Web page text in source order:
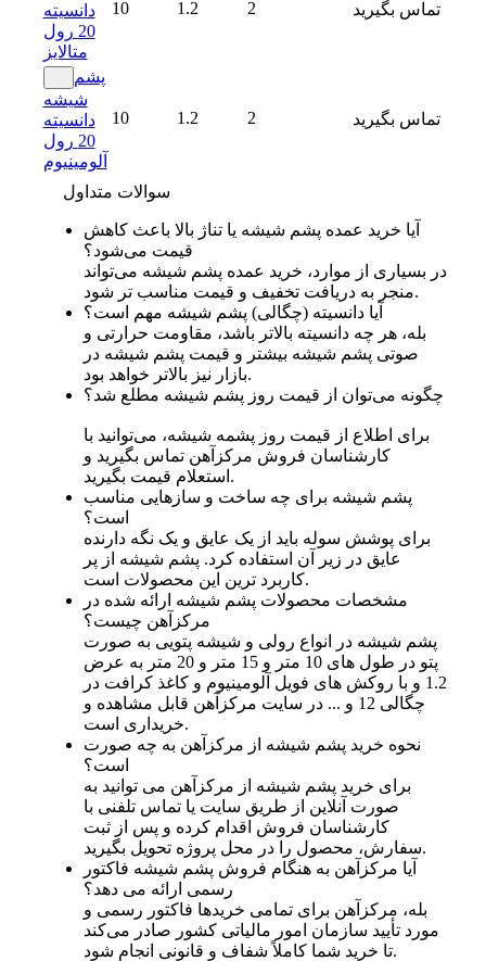
دانسیته
20 رول
متالایز
10 1.2 2 تماس بگیرید
پشم
شیشه
دانسیته
20 رول
آلومینیوم
10 1.2 2 تماس بگیرید
سوالات متداول
آیا خرید عمده پشم شیشه یا تناژ بالا باعث کاهش
قیمت می‌شود؟
در بسیاری از موارد، خرید عمده پشم شیشه می‌تواند
منجر به دریافت تخفیف و قیمت مناسب تر شود.
آیا دانسیته (چگالی) پشم شیشه مهم است؟
بله، هر چه دانسیته بالاتر باشد، مقاومت حرارتی و
صوتی پشم شیشه بیشتر و قیمت پشم شیشه در
بازار نیز بالاتر خواهد بود.
چگونه می‌توان از قیمت روز پشم شیشه مطلع شد؟
برای اطلاع از قیمت روز پشمه شیشه، می‌توانید با
کارشناسان فروش مرکزآهن تماس بگیرید و
استعلام قیمت بگیرید.
پشم شیشه برای چه ساخت و سازهایی مناسب
است؟
برای پوشش سوله باید از یک عایق و یک نگه دارنده
عایق در زیر آن استفاده کرد. پشم شیشه از پر
کاربرد ترین این محصولات است.
مشخصات محصولات پشم شیشه ارائه شده در
مرکزآهن چیست؟
پشم شیشه در انواع رولی و شیشه پتویی به صورت
پتو در طول های 10 متر و 15 متر و 20 متر به عرض
1.2 و با روکش های فویل آلومینیوم و کاغذ کرافت در
چگالی 12 و ... در سایت مرکزآهن قابل مشاهده و
خریداری است.
نحوه خرید پشم شیشه از مرکزآهن به چه صورت
است؟
برای خرید پشم شیشه از مرکزآهن می‌ توانید به‌
صورت آنلاین از طریق سایت یا تماس تلفنی با
کارشناسان فروش اقدام کرده و پس از ثبت
سفارش، محصول را در محل پروژه تحویل بگیرید.
آیا مرکزآهن به هنگام فروش پشم شیشه فاکتور
رسمی ارائه می‌ دهد؟
بله، مرکزآهن برای تمامی خریدها فاکتور رسمی و
مورد تأیید سازمان امور مالیاتی کشور صادر می‌کند
تا خرید شما کاملاً شفاف و قانونی انجام شود.